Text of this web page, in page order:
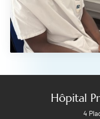
Hôpital
4